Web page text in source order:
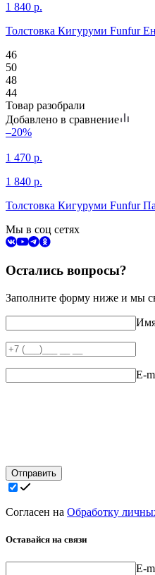
1 840 р.
Толстовка Кигуруми Funfur
46
50
48
44
Товар разобрали
Добавлено в сравнение
–20%
1 470 р.
1 840 р.
Толстовка Кигуруми Funfur
Мы в соц сетях
Остались вопросы?
Заполните форму ниже и мы
E-
Отправить
Согласен на Обработку
Оставайся на связи
E-